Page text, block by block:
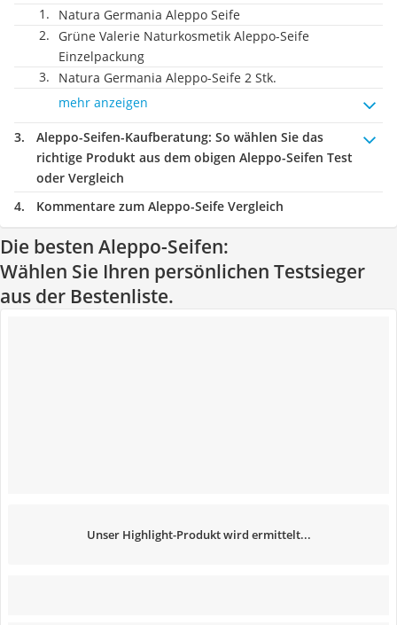
Natura Germania Aleppo Seife
Grüne Valerie Naturkosmetik Aleppo-Seife
Einzelpackung
Natura Germania Aleppo-Seife 2 Stk.
mehr anzeigen
Aleppo-Seifen-Kaufberatung: So wählen Sie das
richtige Produkt aus dem obigen Aleppo-Seifen Test
oder Vergleich
Kommentare zum Aleppo-Seife Vergleich
Die besten Aleppo-Seifen:
Wählen Sie Ihren persönlichen Testsieger
aus der Bestenliste.
Unser Highlight-Produkt wird ermittelt...